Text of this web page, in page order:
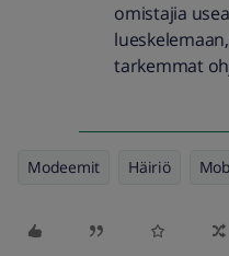
omistajia
tarkemmat
Modeemit Häiriö